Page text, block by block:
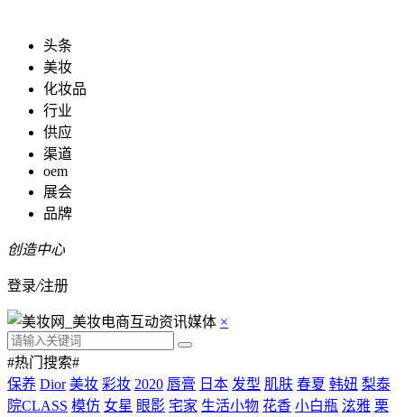
头条
美妆
化妆品
行业
供应
渠道
oem
展会
品牌
创造中心
登录/注册
×
#热门搜索#
保养 Dior 美妆 彩妆 2020 唇膏 日本 发型 肌肤 春夏 韩妞 梨泰
院CLASS 模仿 女星 眼影 宅家 生活小物 花香 小白瓶 泫雅 栗